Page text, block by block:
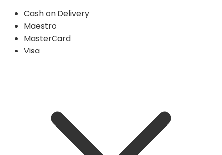
Cash on Delivery
Maestro
MasterCard
Visa